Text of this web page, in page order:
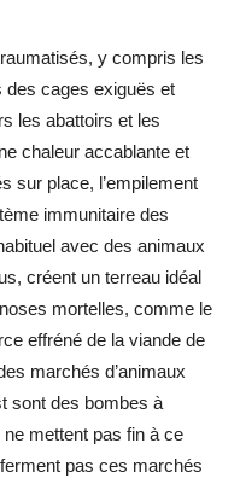
y compris les
cages exiguës et
les abattoirs et les
chaleur accablante et
sur place, l’empilement
immunitaire des
avec des animaux
créent un terreau idéal
mortelles, comme le
effréné de la viande de
marchés d’animaux
sont des bombes à
mettent pas fin à ce
pas ces marchés